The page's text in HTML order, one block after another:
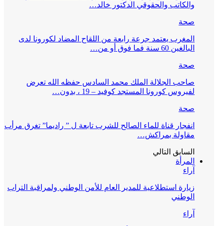
والكاتب والحقوقي الدكتور خالد…
صحة
المغرب يعتمد جرعة رابعة من اللقاح المضاد لكورونا لدى
البالغين 60 سنة فما فوق أو من…
صحة
صاحب الجلالة الملك محمد السادس حفظه الله تعرض
لفيروس كورونا المستجد كوفيد – 19 ، بدون…
صحة
انفجار قناة للماء الصالح للشرب تابعة ل ” راديما” تغرق مرأب
مقاولة بمراكش…
السابق التالي
المرأة
آراء
زيارة استطلاعية للمدير العام للأمن الوطني ولمراقبة التراب
الوطني
آراء